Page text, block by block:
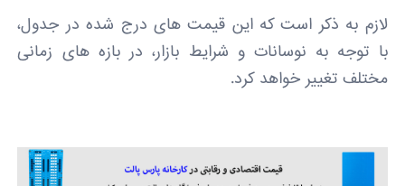
لازم به ذکر است که این قیمت های درج شده در جدول،
با توجه به نوسانات و شرایط بازار، در بازه های زمانی
مختلف تغییر خواهد کرد.